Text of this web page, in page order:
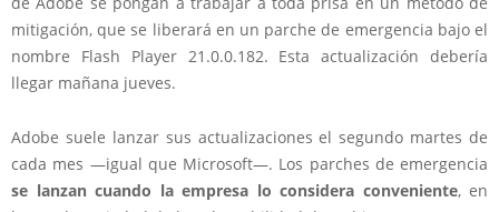
mitigación, que se liberará en un parche de emergencia bajo el
nombre Flash Player 21.0.0.182. Esta actualización debería
llegar mañana jueves.
Adobe suele lanzar sus actualizaciones el segundo martes de
cada mes —igual que Microsoft—. Los parches de emergencia
se lanzan cuando la empresa lo considera conveniente, en